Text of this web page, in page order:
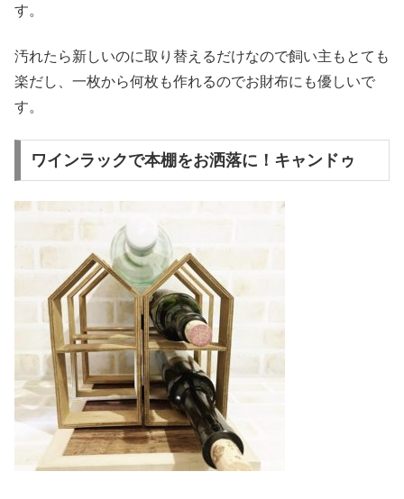
す。
汚れたら新しいのに取り替えるだけなので飼い主もとても
楽だし、一枚から何枚も作れるのでお財布にも優しいで
す。
ワインラックで本棚をお洒落に！キャンドゥ